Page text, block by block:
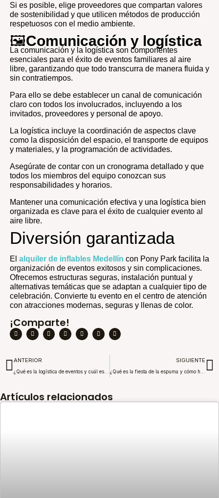
Si es posible, elige proveedores que compartan valores
de sostenibilidad y que utilicen métodos de producción
respetuosos con el medio ambiente.
🖼️Comunicación y logística
La comunicación y la logística son componentes
esenciales para el éxito de eventos familiares al aire
libre, garantizando que todo transcurra de manera fluida y
sin contratiempos.
Para ello se debe establecer un canal de comunicación
claro con todos los involucrados, incluyendo a los
invitados, proveedores y personal de apoyo.
La logística incluye la coordinación de aspectos clave
como la disposición del espacio, el transporte de equipos
y materiales, y la programación de actividades.
Asegúrate de contar con un cronograma detallado y que
todos los miembros del equipo conozcan sus
responsabilidades y horarios.
Mantener una comunicación efectiva y una logística bien
organizada es clave para el éxito de cualquier evento al
aire libre.
Diversión garantizada
El alquiler de inflables Medellín con Pony Park facilita la
organización de eventos exitosos y sin complicaciones.
Ofrecemos estructuras seguras, instalación puntual y
alternativas temáticas que se adaptan a cualquier tipo de
celebración. Convierte tu evento en el centro de atención
con atracciones modernas, seguras y llenas de color.
¡Comparte!
Ant
ANTERIOR SIGUIENTE
Artículos relacionados